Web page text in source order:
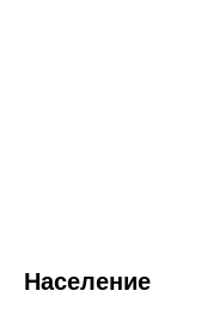
Население